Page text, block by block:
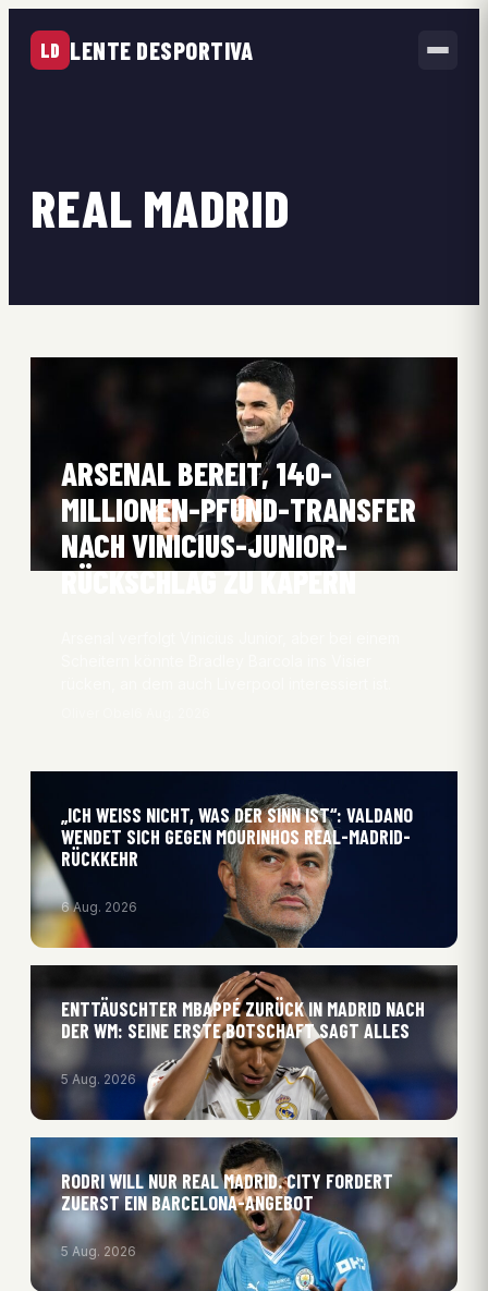
LD LENTE DESPORTIVA
REAL MADRID
ARSENAL BEREIT, 140-
MILLIONEN-PFUND-TRANSFER
NACH VINICIUS-JUNIOR-
RÜCKSCHLAG ZU KAPERN
„ICH WEISS NICHT, WAS DER SINN IST“: VALDANO W
ENDET SICH GEGEN MOURINHOS REAL-MADRID-R
ÜCKKEHR
6 Aug. 2026
ENTTÄUSCHTER MBAPPÉ ZURÜCK IN MADRID NACH
DER WM: SEINE ERSTE BOTSCHAFT SAGT ALLES
5 Aug. 2026
RODRI WILL NUR REAL MADRID. CITY FORDERT
ZUERST EIN BARCELONA-ANGEBOT
5 Aug. 2026